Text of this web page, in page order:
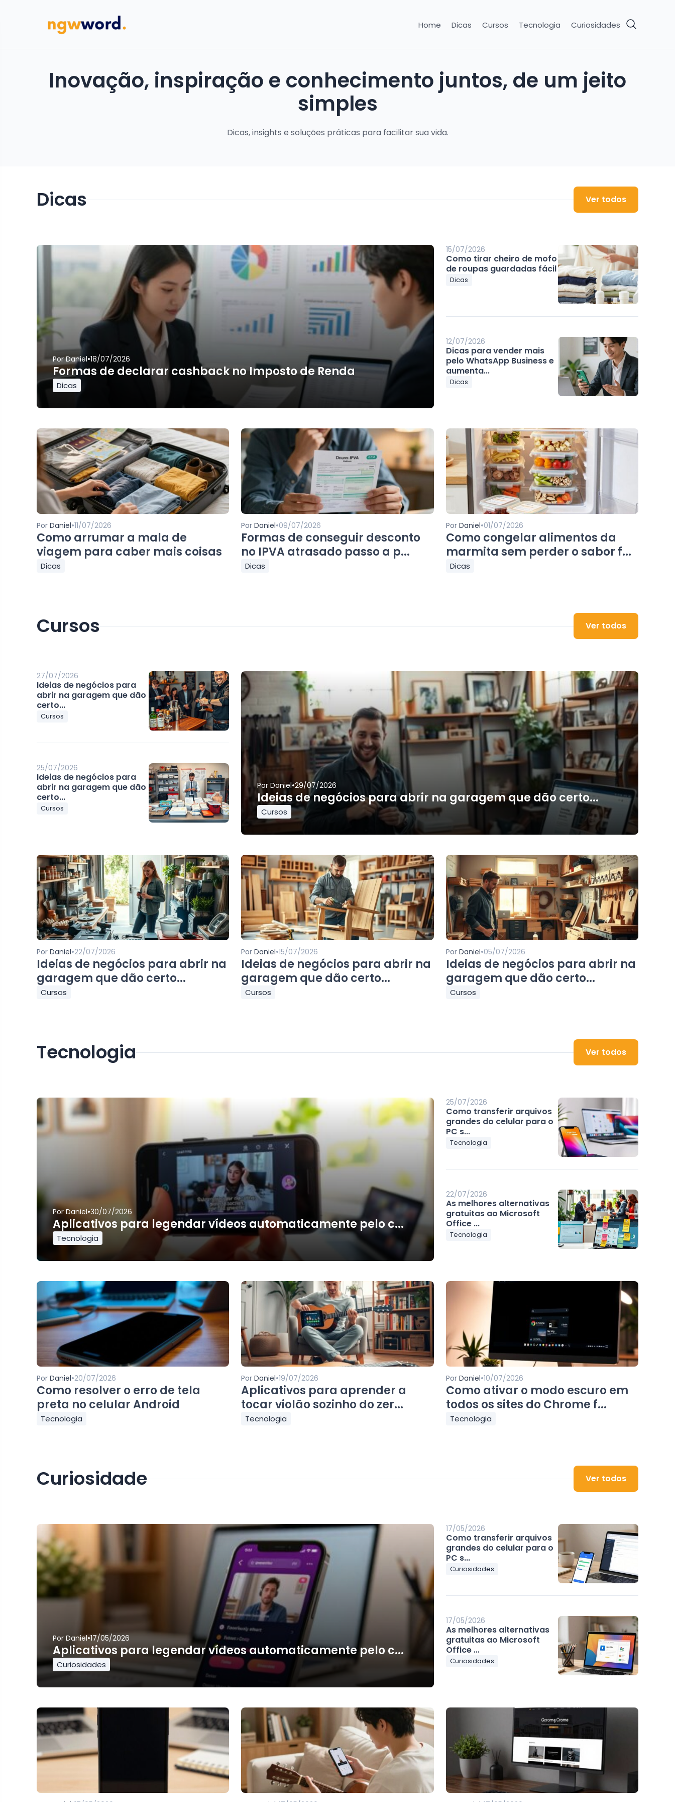
Home Dicas Cursos Tecnologia Curiosidades
Inovação, inspiração e conhecimento juntos, de um jeito
simples
Dicas, insights e soluções práticas para facilitar sua vida.
Dicas Ver todos
PorDaniel•18/07/2026
Formas de declarar cashback no Imposto de Renda
Dicas
15/07/2026
Como tirar cheiro de mofo
de roupas guardadas fácil
Dicas
12/07/2026
Dicas para vender mais
pelo WhatsApp Business e
aumenta...
Dicas
Por Daniel•11/07/2026
Como arrumar a mala de
viagem para caber mais coisas
Dicas
PorDaniel•09/07/2026
Formas de conseguir desconto
no IPVA atrasado passo a p...
Dicas
Por Daniel•01/07/2026
Como congelar alimentos da
marmita sem perder o sabor f...
Dicas
Cursos Ver todos
PorDaniel•29/07/2026
Ideias de negócios para abrir na garagem que dão certo...
Cursos
27/07/2026
Ideias de negócios para
abrir na garagem que dão
certo...
Cursos
25/07/2026
Ideias de negócios para
abrir na garagem que dão
certo...
Cursos
Por Daniel•22/07/2026
Ideias de negócios para abrir na
garagem que dão certo...
Cursos
PorDaniel•15/07/2026
Ideias de negócios para abrir na
garagem que dão certo...
Cursos
Por Daniel•05/07/2026
Ideias de negócios para abrir na
garagem que dão certo...
Cursos
Tecnologia Ver todos
PorDaniel•30/07/2026
Aplicativos para legendar vídeos automaticamente pelo c...
Tecnologia
25/07/2026
Como transferir arquivos
grandes do celular para o
PC s...
Tecnologia
22/07/2026
As melhores alternativas
gratuitas ao Microsoft
Office ...
Tecnologia
Por Daniel•20/07/2026
Como resolver o erro de tela
preta no celular Android
Tecnologia
PorDaniel•19/07/2026
Aplicativos para aprender a
tocar violão sozinho do zer...
Tecnologia
Por Daniel•10/07/2026
Como ativar o modo escuro em
todos os sites do Chrome f...
Tecnologia
Curiosidade Ver todos
Por Daniel•17/05/2026
Aplicativos para legendar vídeos automaticamente pelo c...
Curiosidades
17/05/2026
Como transferir arquivos
grandes do celular para o
PC s...
Curiosidades
17/05/2026
As melhores alternativas
gratuitas ao Microsoft
Office ...
Curiosidades